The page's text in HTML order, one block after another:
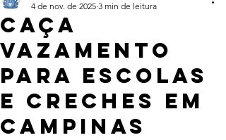
Caça
Vazamento
para Escolas
e Creches em
Campinas
4 de nov. de 2025 3 min de leitura